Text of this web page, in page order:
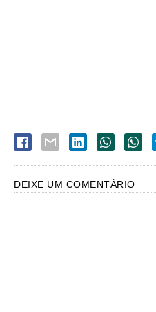
DEIXE UM COMENTÁRIO